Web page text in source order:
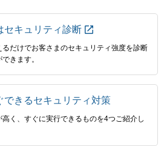
セキュリティ診断
るだけでお客さまのセキュリティ強度を診断
きます。
できるセキュリティ対策
高く、すぐに実行できるものを4つご紹介し